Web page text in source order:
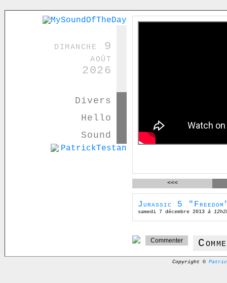
dimanche 9
août
2026
Divers
Hello
Sound
<<<
Jurassic 5
samedi 7 décembre 2013 à
Copyright ©